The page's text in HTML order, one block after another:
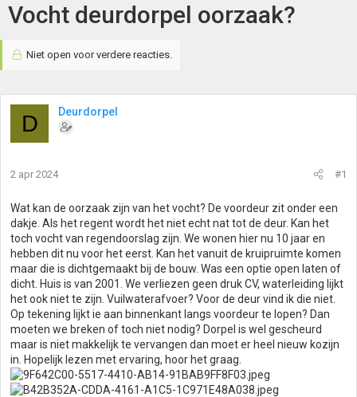
Vocht deurdorpel oorzaak?
Niet open voor verdere reacties.
D Deurdorpel
2 apr 2024 #1
Wat kan de oorzaak zijn van het vocht? De voordeur zit onder een
dakje. Als het regent wordt het niet echt nat tot de deur. Kan het
toch vocht van regendoorslag zijn. We wonen hier nu 10 jaar en
hebben dit nu voor het eerst. Kan het vanuit de kruipruimte komen
maar die is dichtgemaakt bij de bouw. Was een optie open laten of
dicht. Huis is van 2001. We verliezen geen druk CV, waterleiding lijkt
het ook niet te zijn. Vuilwaterafvoer? Voor de deur vind ik die niet.
Op tekening lijkt ie aan binnenkant langs voordeur te lopen? Dan
moeten we breken of toch niet nodig? Dorpel is wel gescheurd
maar is niet makkelijk te vervangen dan moet er heel nieuw kozijn
in. Hopelijk lezen met ervaring, hoor het graag.